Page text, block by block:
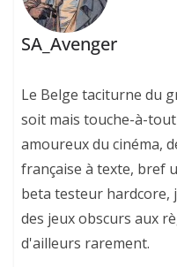
SA_Avenger
Le Belge taciturne du
soit mais touche-à-
amoureux du cinéma,
française à texte, bref
beta testeur hardcore,
des jeux obscurs aux
d'ailleurs rarement.